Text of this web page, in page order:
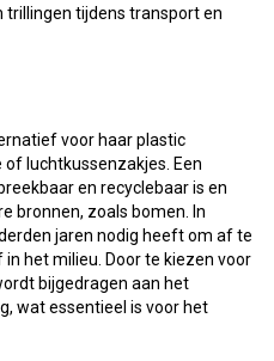
trillingen tijdens transport en
voor haar plastic
luchtkussenzakjes. Een
en recyclebaar is en
bronnen, zoals bomen. In
jaren nodig heeft om af te
het milieu. Door te kiezen voor
bijgedragen aan het
wat essentieel is voor het